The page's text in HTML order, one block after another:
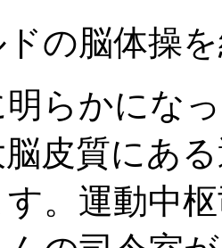
の脳体操
らかにな
皮質にあ
。運動中